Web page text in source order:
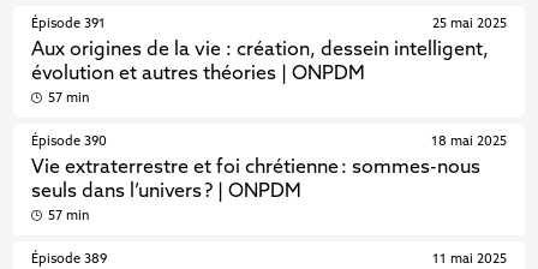
Épisode 391
Aux origines de la vie : création, dessein intelligent,
évolution et autres théories | ONPDM
25 mai 2025
57 min
Épisode 390
Vie extraterrestre et foi chrétienne : sommes-nous
seuls dans l’univers ? | ONPDM
18 mai 2025
57 min
Épisode 389 11 mai 2025